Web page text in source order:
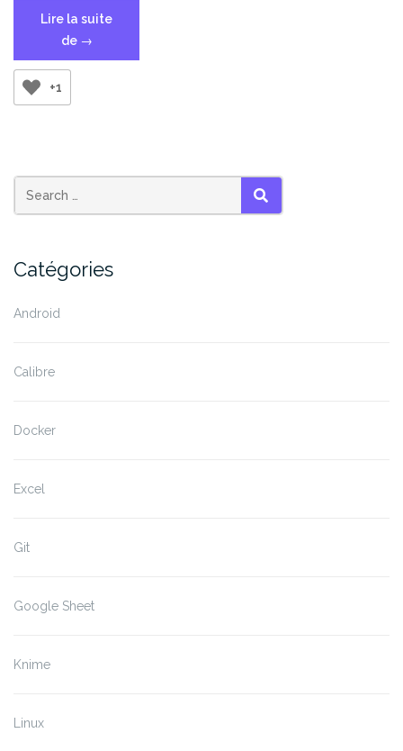
Lire la suite
de « ModuleNotFoundError:
No
→
+1
SEARCH
Catégories
Android
Calibre
Docker
Excel
Git
Google Sheet
Knime
Linux